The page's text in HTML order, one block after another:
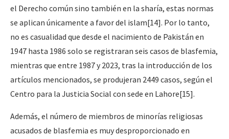
el Derecho común sino también en la sharía, estas normas
se aplican únicamente a favor del islam[14]. Por lo tanto,
no es casualidad que desde el nacimiento de Pakistán en
1947 hasta 1986 solo se registraran seis casos de blasfemia,
mientras que entre 1987 y 2023, tras la introducción de los
artículos mencionados, se produjeran 2449 casos, según el
Centro para la Justicia Social con sede en Lahore[15].
Además, el número de miembros de minorías religiosas
acusados de blasfemia es muy desproporcionado en